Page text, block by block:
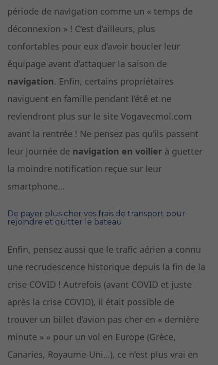
période de navigation comme un « temps de
déconnexion » ! C’est d’ailleurs, plus
confortables pour eux d’avoir boucler leur
équipage avant d’attaquer la saison de
navigation. Enfin, certains propriétaires
naviguent en famille pendant l’été et ne
reviendront plus sur le site Vogavecmoi.com
avant la rentrée ! Ne pensez pas qu’ils passent
leur journée de navigation en voilier à guetter
la moindre notification reçue sur leur
smartphone…
De payer plus cher vos frais de transport pour
rejoindre et quitter le bateau
Enfin, pensez aussi que le trafic aérien a connu
une recrudescence historique depuis la fin de la
crise COVID ! Autrefois (avant COVID et juste
après la crise COVID), il était possible de
trouver un billet d’avion pas cher en « dernière
minute » » pour un vol en Europe (Grèce,
Canaries, Royaume-Uni…), ce n’est plus vrai en